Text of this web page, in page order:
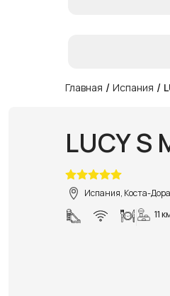
Главная / Испания /
LUCY S
Испания, Коста-
11